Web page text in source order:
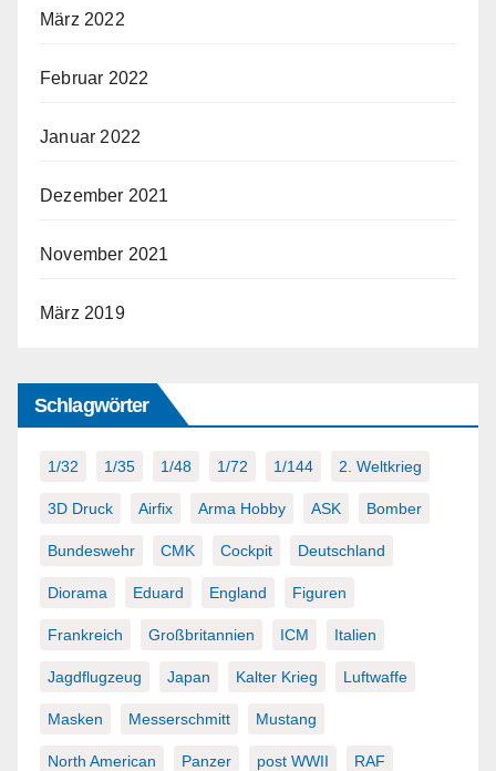
März 2022
Februar 2022
Januar 2022
Dezember 2021
November 2021
März 2019
Schlagwörter
1/32 1/35 1/48 1/72 1/144 2. Weltkrieg
3D Druck Airfix Arma Hobby ASK Bomber
Bundeswehr CMK Cockpit Deutschland
Diorama Eduard England Figuren
Frankreich Großbritannien ICM Italien
Jagdflugzeug Japan Kalter Krieg Luftwaffe
Masken Messerschmitt Mustang
North American Panzer post WWII RAF